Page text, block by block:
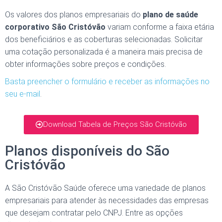
Os valores dos planos empresariais do plano de saúde
corporativo São Cristóvão variam conforme a faixa etária
dos beneficiários e as coberturas selecionadas. Solicitar
uma cotação personalizada é a maneira mais precisa de
obter informações sobre preços e condições.
Basta preencher o formulário e receber as informações no
seu e-mail
Download Tabela de Preços São Cristóvão
Planos disponíveis do São
Cristóvão
A São Cristóvão Saúde oferece uma variedade de planos
empresariais para atender às necessidades das empresas
que desejam contratar pelo CNPJ. Entre as opções